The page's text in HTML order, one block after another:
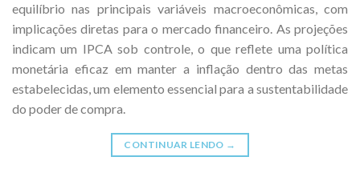
equilíbrio nas principais variáveis macroeconômicas, com
implicações diretas para o mercado financeiro. As projeções
indicam um IPCA sob controle, o que reflete uma política
monetária eficaz em manter a inflação dentro das metas
estabelecidas, um elemento essencial para a sustentabilidade
do poder de compra.
CONTINUAR LENDO →